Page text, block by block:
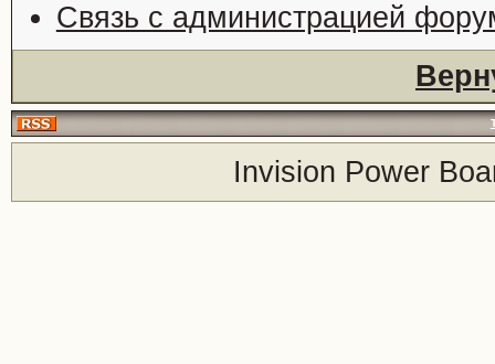
Связь с администрацией
Invision Power